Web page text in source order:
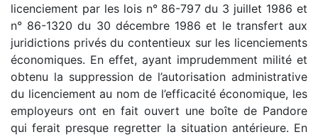
licenciement par les lois n° 86-797 du 3 juillet 1986 et
n° 86-1320 du 30 décembre 1986 et le transfert aux
juridictions privés du contentieux sur les licenciements
économiques. En effet, ayant imprudemment milité et
obtenu la suppression de l’autorisation administrative
du licenciement au nom de l’efficacité économique, les
employeurs ont en fait ouvert une boîte de Pandore
qui ferait presque regretter la situation antérieure. En